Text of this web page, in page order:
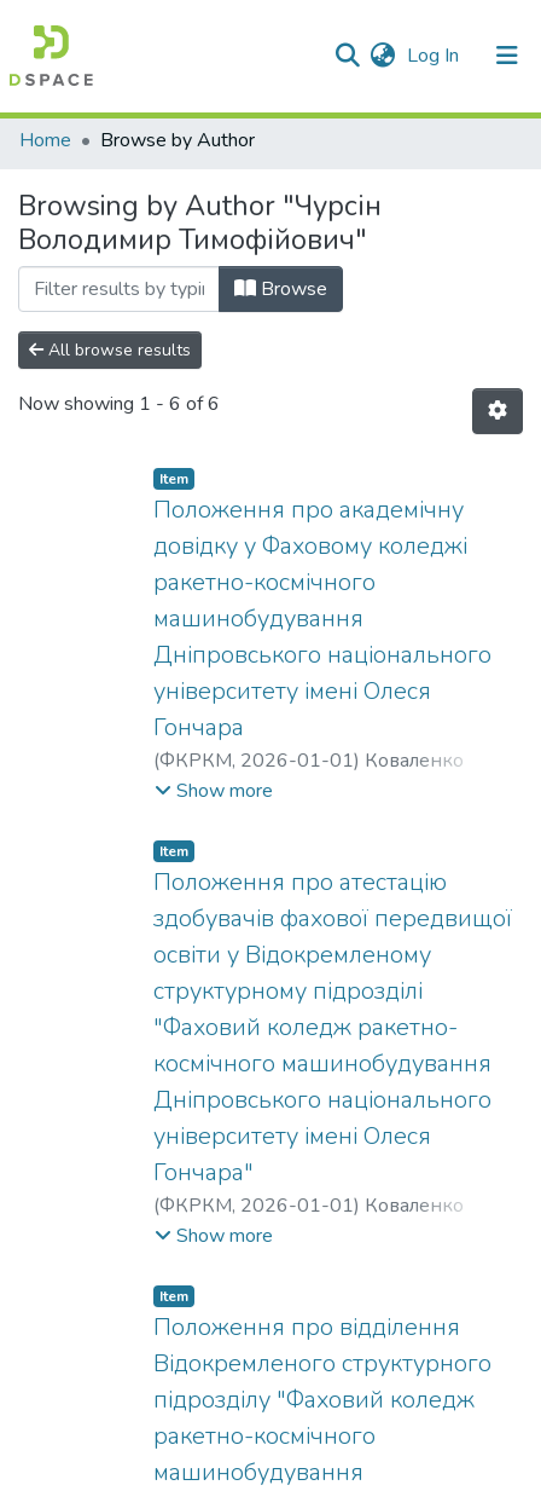
Log In (current)
Communities & Collections
Home Browse by Author
Browsing by Author "Чурсін
Володимир Тимофійович"
Browse
All browse results
Now showing 1 - 6 of 6
Item
Положення про академічну
довідку у Фаховому коледжі
ракетно-космічного
машинобудування
Дніпровського національного
університету імені Олеся
Гончара
(ФКРКМ, 2026-01-01) Коваленко
Олександр Сергійович
Тимофійович
Олександрівна
Show more
Item
Положення про атестацію
здобувачів фахової передвищої
освіти у Відокремленому
структурному підрозділі
"Фаховий коледж ракетно-
космічного машинобудування
Дніпровського національного
університету імені Олеся
Гончара"
(ФКРКМ, 2026-01-01) Коваленко
Олександр Сергійович
Валерія Олександрівна
Станіславівна
Show more
Item
Положення про відділення
Відокремленого структурного
підрозділу "Фаховий коледж
ракетно-космічного
машинобудування